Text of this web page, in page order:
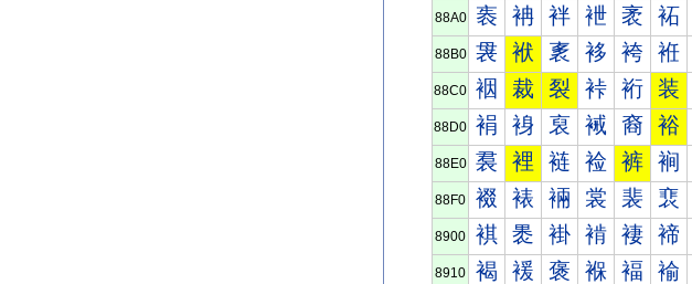
88A0 袠 袡 袢 袣 袤 袥
88B0 袰 袱 袲 袳 袴 袵
88C0 裀 裁 裂 裃 裄 装
88D0 裐 裑 裒 裓 裔 裕
88E0 裠 裡 裢 裣 裤 裥
88F0 裰 裱 裲 裳 裴 裵
8900 褀 褁 褂 褃 褄 褅
8910 褐 褑 褒 褓 褔 褕